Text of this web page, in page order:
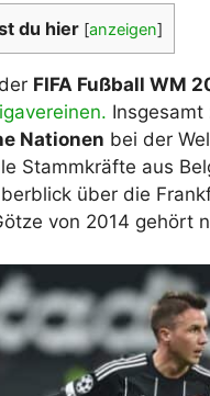
WM 2026
downloaden &
du hier [anzeigen]
FIFA Fußball WM
Insgesamt
Nationen bei der
Stammkräfte aus
über die
von 2014 gehört